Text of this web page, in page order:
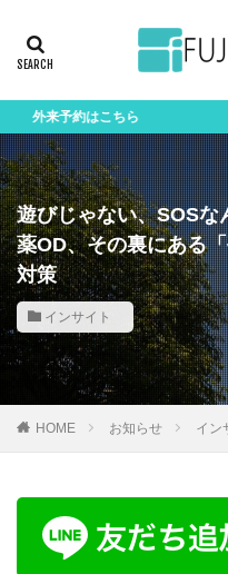
約はこちら
遊びじゃない、SOSな
薬OD、その裏にある
対策
インサイト
HOME お知らせ イン